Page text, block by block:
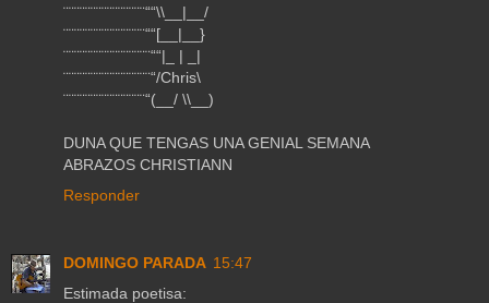
¨¨¨¨¨¨¨¨¨¨¨¨¨¨¨““\\__|__/
¨¨¨¨¨¨¨¨¨¨¨¨¨¨¨““[__|__}
¨¨¨¨¨¨¨¨¨¨¨¨¨¨¨¨““|_ | _|
¨¨¨¨¨¨¨¨¨¨¨¨¨¨¨¨“/Chris\
¨¨¨¨¨¨¨¨¨¨¨¨¨¨¨“(__/ \\__)
DUNA QUE TENGAS UNA GENIAL SEMANA
ABRAZOS CHRISTIANN
Responder
DOMINGO PARADA 15:47
Estimada poetisa: